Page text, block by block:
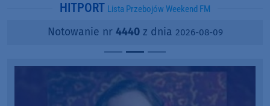
HITPORT Lista Przebojów Weekend FM
Notowanie nr 4440z dnia 2026-08-09